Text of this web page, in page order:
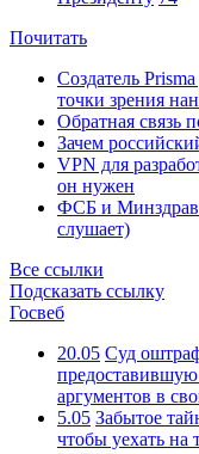
Почитать
Создатель
точки зрения
Обратная связь
Зачем
VPN для
он нужен
ФСБ и Минздрав
слушает)
Все ссылки
Подсказать ссылку
Госвеб
20.05 Суд
аргументов в
5.05 Забытое
чтобы уехать на